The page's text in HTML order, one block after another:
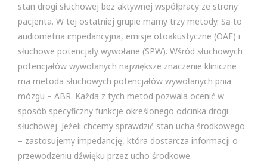
stan drogi słuchowej bez aktywnej współpracy ze strony
pacjenta. W tej ostatniej grupie mamy trzy metody. Są to
audiometria impedancyjna, emisje otoakustyczne (OAE) i
słuchowe potencjały wywołane (SPW). Wśród słuchowych
potencjałów wywołanych największe znaczenie kliniczne
ma metoda słuchowych potencjałów wywołanych pnia
mózgu – ABR. Każda z tych metod pozwala ocenić w
sposób specyficzny funkcje określonego odcinka drogi
słuchowej. Jeżeli chcemy sprawdzić stan ucha środkowego
– zastosujemy impedancję, która dostarcza informacji o
przewodzeniu dźwięku przez ucho środkowe.